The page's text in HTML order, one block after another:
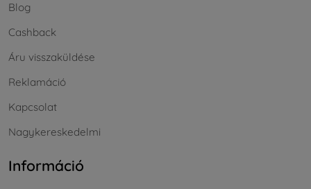
Blog
Cashback
Áru visszaküldése
Reklamáció
Kapcsolat
Nagykereskedelmi
Információ